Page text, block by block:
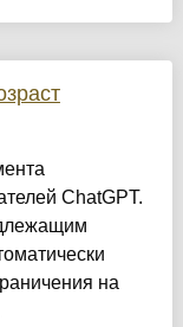
ChatGPT.
на